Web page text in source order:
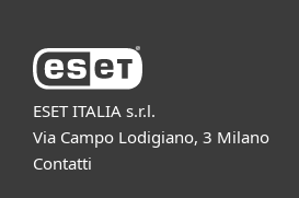
ESET ITALIA s.r.l.
Via Campo Lodigiano, 3 Milano
Contatti